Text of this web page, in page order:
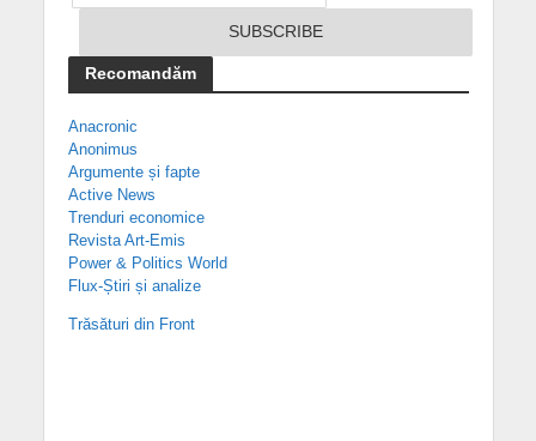
Recomandăm
Anacronic
Anonimus
Argumente și fapte
Active News
Trenduri economice
Revista Art-Emis
Power & Politics World
Flux-Știri și analize
Trăsături din Front